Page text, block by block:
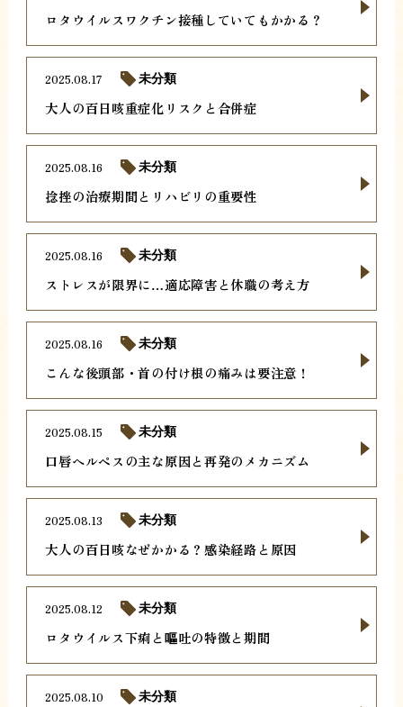
ロタウイルスワクチン接種していてもかかる？
大人の百日咳重症化リスクと合併症
2025.08.17 未分類
捻挫の治療期間とリハビリの重要性
2025.08.16 未分類
ストレスが限界に…適応障害と休職の考え方
2025.08.16 未分類
こんな後頭部・首の付け根の痛みは要注意！
2025.08.16 未分類
口唇ヘルペスの主な原因と再発のメカニズム
2025.08.15 未分類
大人の百日咳なぜかかる？感染経路と原因
2025.08.13 未分類
ロタウイルス下痢と嘔吐の特徴と期間
2025.08.12 未分類
2025.08.10 未分類